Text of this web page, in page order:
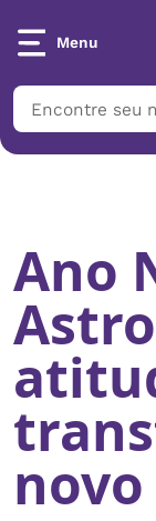
Menu
Início/Notícias/
Ano